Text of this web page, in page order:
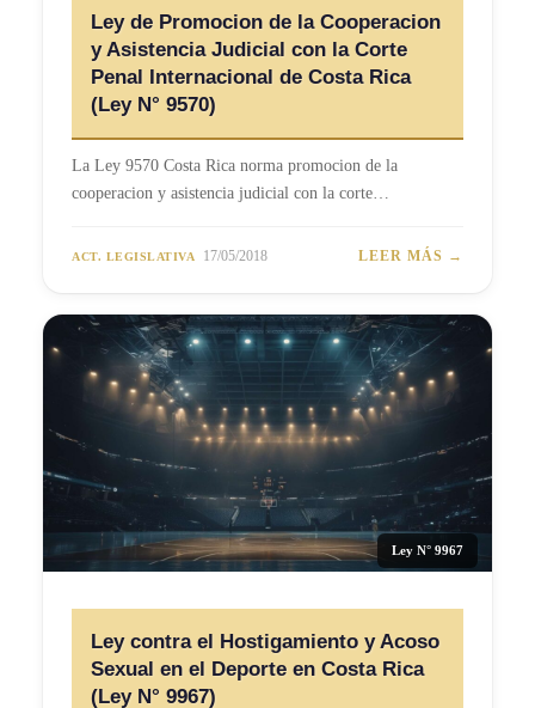
Ley de Promocion de la Cooperacion
y Asistencia Judicial con la Corte
Penal Internacional de Costa Rica
(Ley N° 9570)
La Ley 9570 Costa Rica norma promocion de la
cooperacion y asistencia judicial con la corte…
ACT. LEGISLATIVA 17/05/2018 LEER MÁS →
Ley N° 9967
Ley contra el Hostigamiento y Acoso
Sexual en el Deporte en Costa Rica
(Ley N° 9967)